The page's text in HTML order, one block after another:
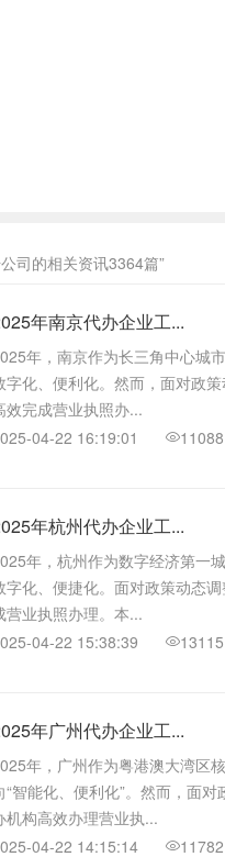
司的相关资讯3364篇”
年南京代办企业工...
年，南京作为长三角中心城
字化、便利化。然而，面对政
效完成营业执照办...
04-22 16:19:01
11088
年杭州代办企业工...
年，杭州作为数字经济第一
字化、便捷化。面对政策动态
营业执照办理。本...
04-22 15:38:39
13115
年广州代办企业工...
年，广州作为粤港澳大湾区
“智能化、便利化”。然而，面
机构高效办理营业执...
04-22 14:15:14
11782